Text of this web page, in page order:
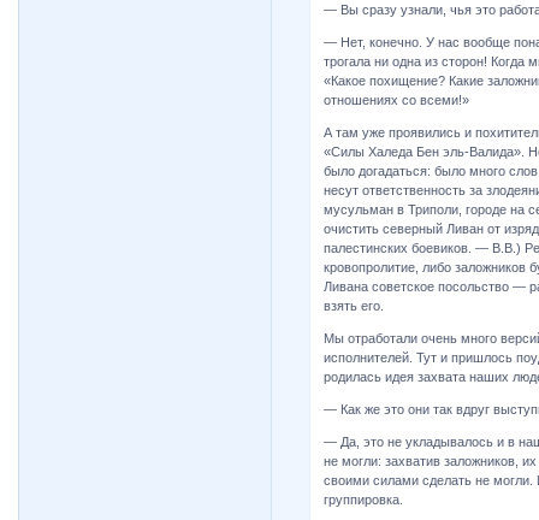
— Вы сразу узнали, чья это
— Нет, конечно. У нас вообще
трогала ни одна из сторон!
«Какое похищение? Какие
отношениях со всеми!»
А там уже проявились и
«Силы Халеда Бен эль-Валида».
было догадаться: было много
несут ответственность за
мусульман в Триполи, городе на
очистить северный Ливан от
палестинских боевиков. — В.В.)
кровопролитие, либо заложников
Ливана советское посольство —
взять его.
Мы отработали очень много
исполнителей. Тут и пришлось
родилась идея захвата наших
— Как же это они так вдруг
— Да, это не укладывалось и в
не могли: захватив заложников,
своими силами сделать не
группировка.